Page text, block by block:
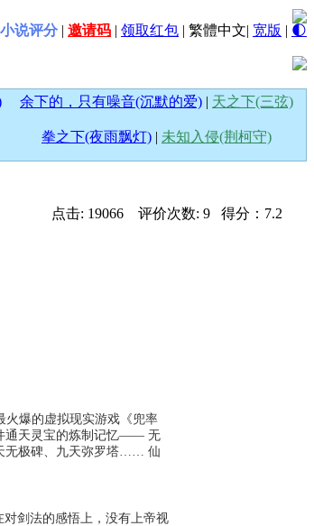
小说评分 | 邀请码 | 领取红包 | 繁體中文| 宽版 | 🌓
余下的，只有噪音(沉默的爱) | 天之下(三弦)
拳之下(夜雨飘灯) | 未知入侵(荆柯守)
点击: 19066 评价次数: 9 得分：7.2
火爆的虚拟现实游戏《兜率
通天灵宝的炼制记忆—— 无
无极碑、九天弥罗塔…… 仙
剑法的感悟上，没有上帝视